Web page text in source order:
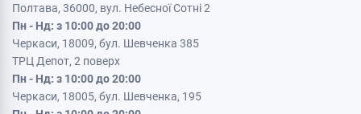
Полтава, 36000, вул. Небесної Сотні 2
Пн - Нд: з 10:00 до 20:00
Черкаси, 18009, бул. Шевченка 385
ТРЦ Депот, 2 поверх
Пн - Нд: з 10:00 до 20:00
Черкаси, 18005, бул. Шевченка, 195